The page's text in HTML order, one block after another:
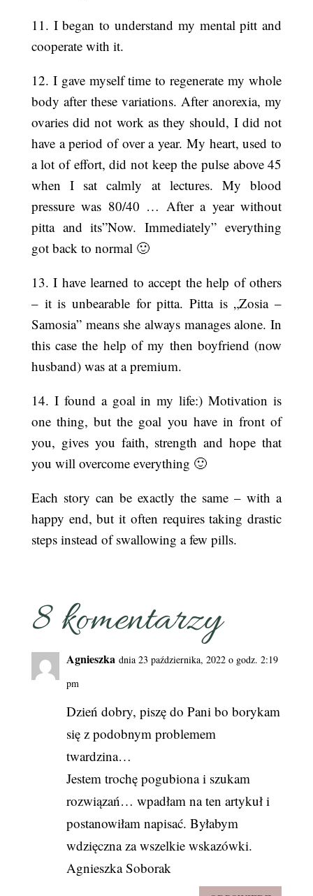
11. I began to understand my mental pitt and
cooperate with it.
12. I gave myself time to regenerate my whole
body after these variations. After anorexia, my
ovaries did not work as they should, I did not
have a period of over a year. My heart, used to
a lot of effort, did not keep the pulse above 45
when I sat calmly at lectures. My blood
pressure was 80/40 … After a year without
pitta and its”Now. Immediately” everything
got back to normal 🙂
13. I have learned to accept the help of others
– it is unbearable for pitta. Pitta is „Zosia –
Samosia” means she always manages alone. In
this case the help of my then boyfriend (now
husband) was at a premium.
14. I found a goal in my life:) Motivation is
one thing, but the goal you have in front of
you, gives you faith, strength and hope that
you will overcome everything 🙂
Each story can be exactly the same – with a
happy end, but it often requires taking drastic
steps instead of swallowing a few pills.
8 komentarzy
Agnieszka dnia 23 października, 2022 o godz. 2:19
pm
Dzień dobry, piszę do Pani bo borykam
się z podobnym problemem
twardzina…
Jestem trochę pogubiona i szukam
rozwiązań… wpadłam na ten artykuł i
postanowiłam napisać. Byłabym
wdzięczna za wszelkie wskazówki.
Agnieszka Soborak